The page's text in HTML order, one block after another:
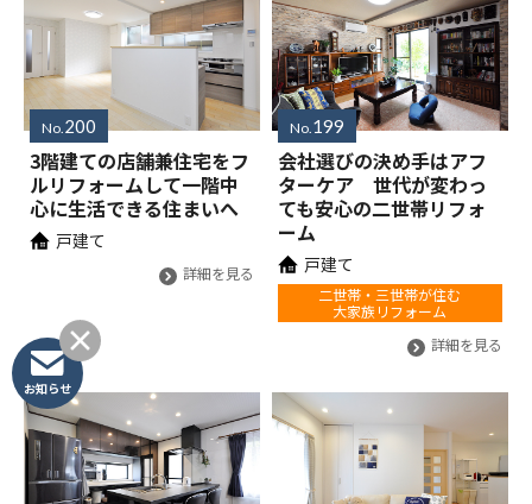
No.200
3階建ての店舗兼住宅をフ
ルリフォームして一階中
心に生活できる住まいへ
戸建て
詳細を見る
No.199
会社選びの決め手はアフ
ターケア 世代が変わっ
ても安心の二世帯リフォ
ーム
戸建て
二世帯・三世帯が住む
大家族リフォーム
詳細を見る
お知らせ